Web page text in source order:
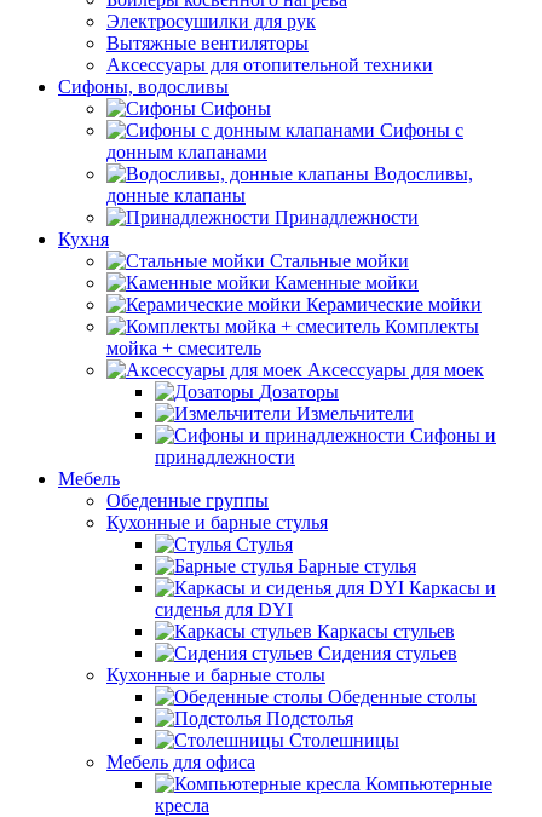
Электросушилки для рук
Вытяжные вентиляторы
Аксессуары для отопительной техники
Сифоны, водосливы
Сифоны
Сифоны с
донным клапанами
Водосливы,
донные клапаны
Принадлежности
Кухня
Стальные мойки
Каменные мойки
Керамические мойки
Комплекты
мойка + смеситель
Аксессуары для моек
Дозаторы
Измельчители
Сифоны и
принадлежности
Мебель
Обеденные группы
Кухонные и барные стулья
Стулья
Барные стулья
Каркасы и
сиденья для DYI
Каркасы стульев
Сидения стульев
Кухонные и барные столы
Обеденные столы
Подстолья
Столешницы
Мебель для офиса
Компьютерные
кресла